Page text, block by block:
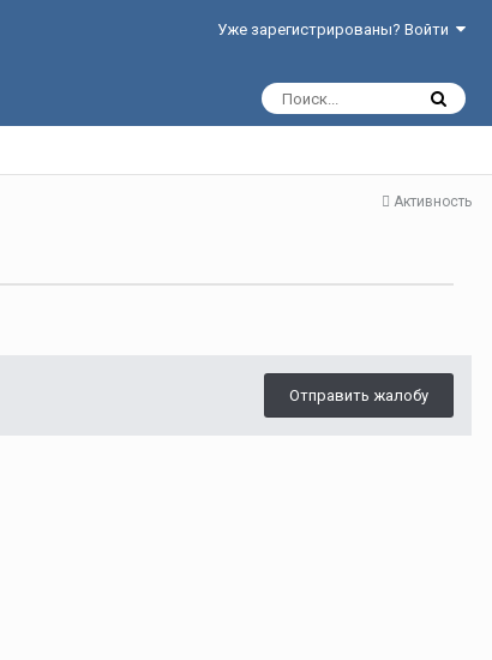
Уже зарегистрированы? Войти
Активность
Отправить жалобу